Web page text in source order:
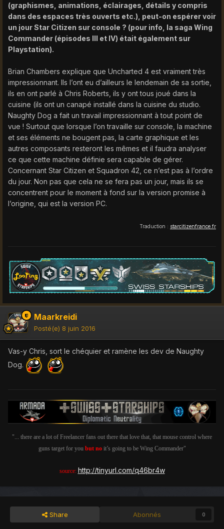
(graphismes, animations, éclairages, détails y compris
dans des espaces très ouverts etc.), peut-on espérer voir
un jour Star Citizen sur console ? (pour info, la saga Wing
Commander (épisodes III et IV) était également sur
Playstation).
Brian Chambers explique que Uncharted 4 est vraiment très
impressionnant. Ils l’ont eu d’ailleurs le lendemain de sa sortie,
ils en ont parlé à Chris Roberts, ils y ont tous joué dans la
cuisine (ils ont un canapé installé dans la cuisine du studio.
Naughty Dog a fait un travail impressionnant à tout point de
vue ! Surtout que lorsque l’on travaille sur console, la machine
et ses éléments ne bougent pas, la carte graphique et les
autres composants resteront les mêmes et il faudra analyser
ce que cette machine définie sera capable de gérer.
Concernant Star Citizen et Squadron 42, ce n’est pas à l’ordre
du jour. Non pas que cela ne se fera pas un jour, mais ils se
concentrent pour le moment à fond sur la version promise à
l’origine, qui est la version PC.
Traduction : starcitizenfrance.fr
Maarkreidi
Posté(e) 8 juin 2016
Vas-y Chris, sort le chéquier et ramène les dev de Naughty
Dog.
"... there are a lot of Freelancer fans out there that love that, that mouse control where
guns target for you but no it’s going to be Wing Commander"
source: http://tinyurl.com/q46br4w
Share Abonnés 0